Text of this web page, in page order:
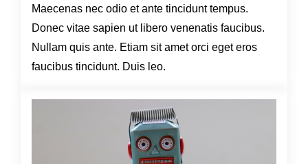
Maecenas nec odio et ante tincidunt tempus.
Donec vitae sapien ut libero venenatis faucibus.
Nullam quis ante. Etiam sit amet orci eget eros
faucibus tincidunt. Duis leo.